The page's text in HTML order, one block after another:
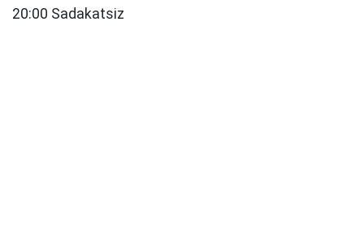
20:00 Sadakatsiz